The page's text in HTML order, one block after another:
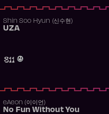
Shin Soo Hyun (신수현)
UZA
811
​eAeon (이이언)
No Fun Without You